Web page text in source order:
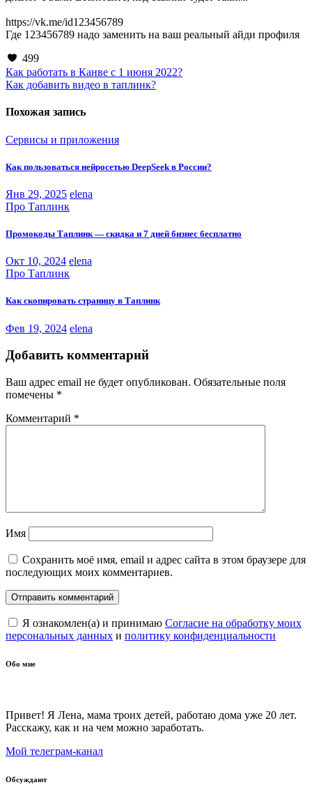
‌https://vk.me/id123456789
‌‌Где 123456789 надо заменить на ваш реальный айди профиля
499
Навигация
по
записям
Как работать в Канве с 1 июня 2022?
Как добавить видео в таплинк?
Похожая запись
Сервисы и приложения
Как пользоваться нейросетью DeepSeek в России?
Янв 29, 2025 elena
Про Таплинк
Промокоды Таплинк — скидка и 7 дней бизнес бесплатно
Окт 10, 2024 elena
Про Таплинк
Как скопировать страницу в Таплинк
Фев 19, 2024 elena
Добавить комментарий
Ваш адрес email не будет опубликован. Обязательные поля
помечены *
Комментарий *
Имя
Сохранить моё имя, email и адрес сайта в этом браузере для
последующих моих комментариев.
Я ознакомлен(а) и принимаю Согласие на обработку моих
персональных данных и политику конфиденциальности
Обо мне
Привет! Я Лена, мама троих детей, работаю дома уже 20 лет.
Расскажу, как и на чем можно заработать.
Мой телеграм-канал
Обсуждают